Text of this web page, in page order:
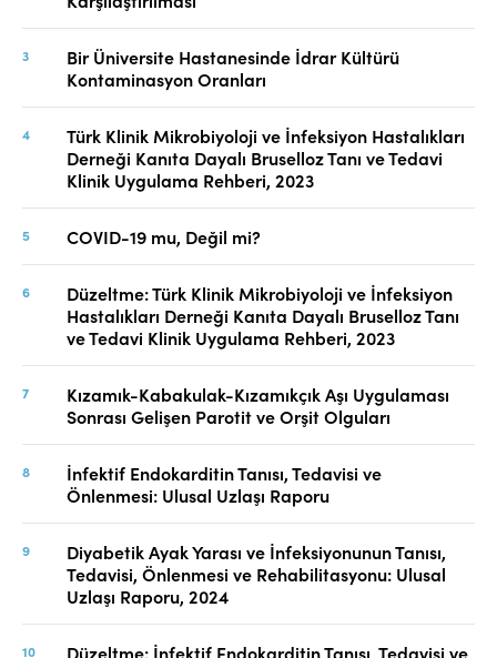
Bir Üniversite Hastanesinde İdrar Kültürü
Kontaminasyon Oranları
Türk Klinik Mikrobiyoloji ve İnfeksiyon Hastalıkları
Derneği Kanıta Dayalı Bruselloz Tanı ve Tedavi
Klinik Uygulama Rehberi, 2023
COVID-19 mu, Değil mi?
Düzeltme: Türk Klinik Mikrobiyoloji ve İnfeksiyon
Hastalıkları Derneği Kanıta Dayalı Bruselloz Tanı
ve Tedavi Klinik Uygulama Rehberi, 2023
Kızamık-Kabakulak-Kızamıkçık Aşı Uygulaması
Sonrası Gelişen Parotit ve Orşit Olguları
İnfektif Endokarditin Tanısı, Tedavisi ve
Önlenmesi: Ulusal Uzlaşı Raporu
Diyabetik Ayak Yarası ve İnfeksiyonunun Tanısı,
Tedavisi, Önlenmesi ve Rehabilitasyonu: Ulusal
Uzlaşı Raporu, 2024
Düzeltme: İnfektif Endokarditin Tanısı, Tedavisi ve